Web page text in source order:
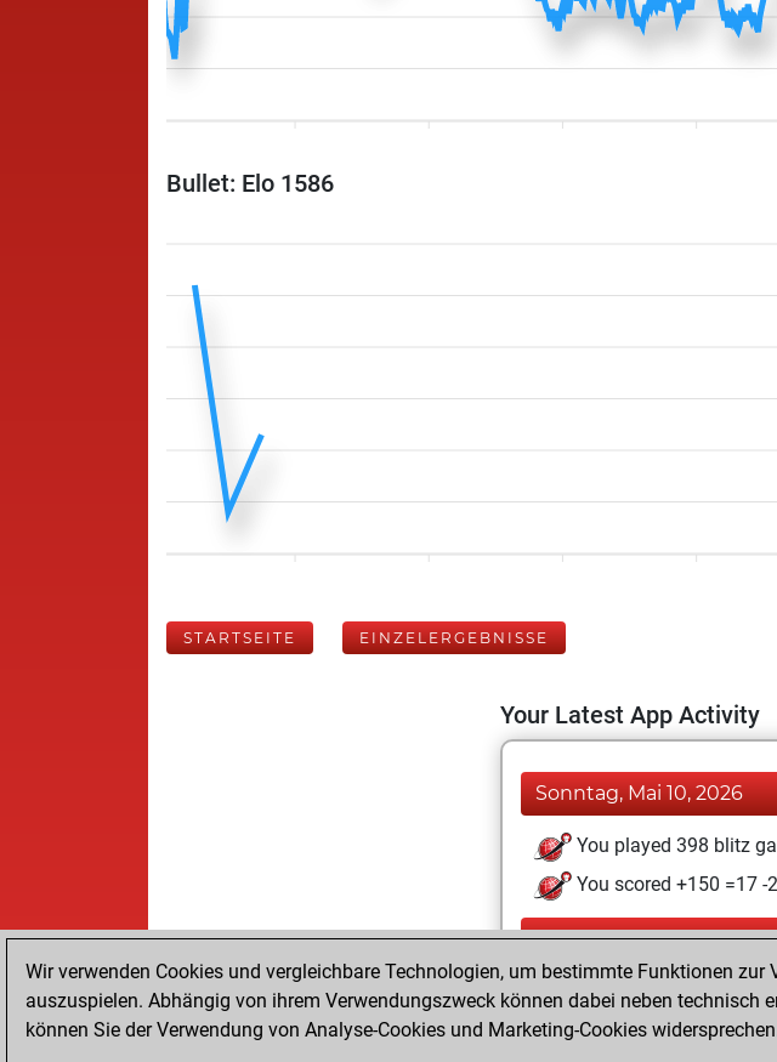
Bullet: Elo 1586
STARTSEITE EINZELERGEBNISSE
Your Latest App Activity
Sonntag, Mai 10, 2026
You played 398 blitz
You scored +150 =17 -
Sonntag, Juli 6, 2025
You played 2 bullet
You scored +0 =1 -1 in
Wir verwenden Cookies und vergleichbare Technologien, um bestimmte Funktionen
auszuspielen. Abhängig von ihrem Verwendungszweck können dabei neben
können Sie der Verwendung von Analyse-Cookies und Marketing-Cookies